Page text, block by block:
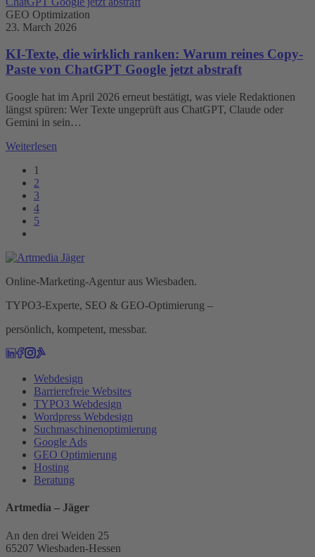
GEO Optimization
23. March 2026
KI-Texte, die wirklich ranken: Warum reines Copy-
Paste von ChatGPT Google jetzt abstraft
Google hat im April 2026 erneut bestätigt, was viele Redaktionen
längst spüren: Wer Texte ungeprüft aus ChatGPT, Claude oder
Gemini in sein…
Weiterlesen
1
2
3
4
5
Online-Marketing-Agentur aus Wiesbaden.
TYPO3-Experte, SEO & GEO-Optimierung –
persönlich, kompetent, messbar.
Webdesign
Barrierefreie Websites
TYPO3 Webdesign
Wordpress Webdesign
Suchmaschinenoptimierung
Google Ads
GEO Optimierung
Hosting
Beratung
Artmedia – Jäger
An den drei Weiden 25
65207 Wiesbaden-Hessen